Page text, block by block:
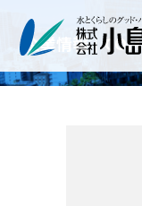
企業情報｜